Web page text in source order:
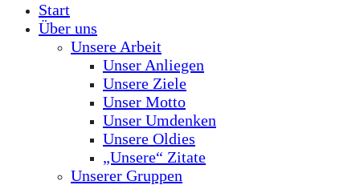
Start
Über uns
Unsere Arbeit
Unser Anliegen
Unsere Ziele
Unser Motto
Unser Umdenken
Unsere Oldies
„Unsere“ Zitate
Unserer Gruppen